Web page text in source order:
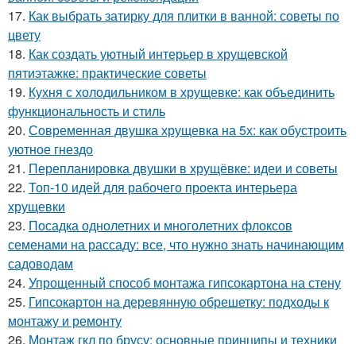
17. Как выбрать затирку для плитки в ванной: советы по
цвету
18. Как создать уютный интерьер в хрущевской
пятиэтажке: практические советы
19. Кухня с холодильником в хрущевке: как объединить
функциональность и стиль
20. Современная двушка хрущевка на 5х: как обустроить
уютное гнездо
21. Перепланировка двушки в хрущёвке: идеи и советы
22. Топ-10 идей для рабочего проекта интерьера
хрущевки
23. Посадка однолетних и многолетних флоксов
семенами на рассаду: все, что нужно знать начинающим
садоводам
24. Упрощенный способ монтажа гипсокартона на стену
25. Гипсокартон на деревянную обрешетку: подходы к
монтажу и ремонту
26. Монтаж гкл по брусу: основные принципы и техники